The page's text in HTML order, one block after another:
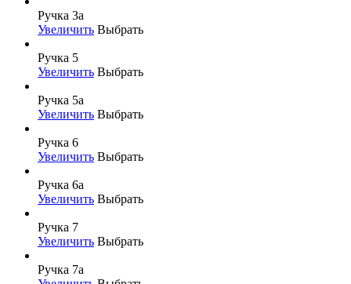
Ручка 3а
Увеличить Выбрать
Ручка 5
Увеличить Выбрать
Ручка 5а
Увеличить Выбрать
Ручка 6
Увеличить Выбрать
Ручка 6а
Увеличить Выбрать
Ручка 7
Увеличить Выбрать
Ручка 7а